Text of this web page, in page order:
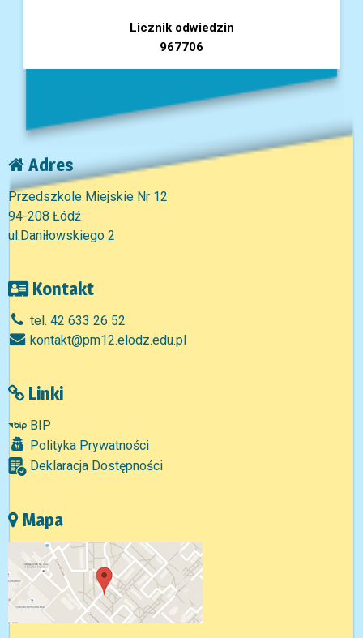
Licznik odwiedzin
967706
Adres
Przedszkole Miejskie Nr 12
94-208 Łódź
ul.Daniłowskiego 2
Kontakt
tel. 42 633 26 52
kontakt@pm12.elodz.edu.pl
Linki
BIP
Polityka Prywatności
Deklaracja Dostępności
Mapa